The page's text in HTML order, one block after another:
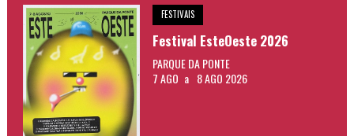
FESTIVAIS
Festival EsteOeste 2026
PARQUE DA PONTE
7 AGO a 8 AGO 2026